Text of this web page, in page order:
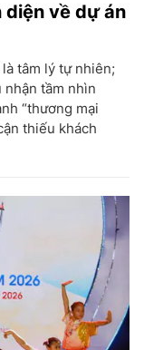
diện về dự án
tâm lý tự nhiên;
tầm nhìn
“thương mại
thiếu khách